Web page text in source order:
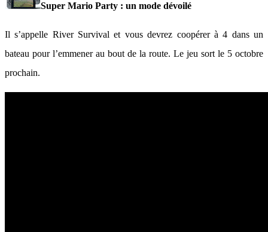
Super Mario Party : un mode dévoilé
Il s’appelle River Survival et vous devrez coopérer à 4 dans un
bateau pour l’emmener au bout de la route. Le jeu sort le 5 octobre
prochain.